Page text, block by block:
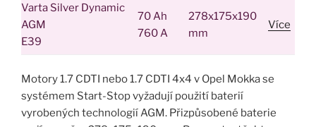
Varta Silver Dynamic
AGM
E39
70 Ah
760 A
278x175x190
mm
Více
Motory 1.7 CDTI nebo 1.7 CDTI 4x4 v Opel Mokka se
systémem Start-Stop vyžadují použití baterií
vyrobených technologií AGM. Přizpůsobené baterie